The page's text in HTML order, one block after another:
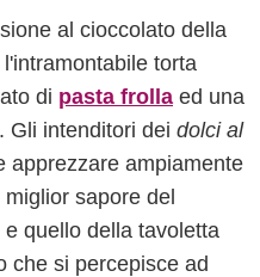
al cioccolato della
l'intramontabile torta
di pasta frolla ed una
. Gli intenditori dei dolci al
apprezzare ampiamente
sapore del
quello della tavoletta
che si percepisce ad